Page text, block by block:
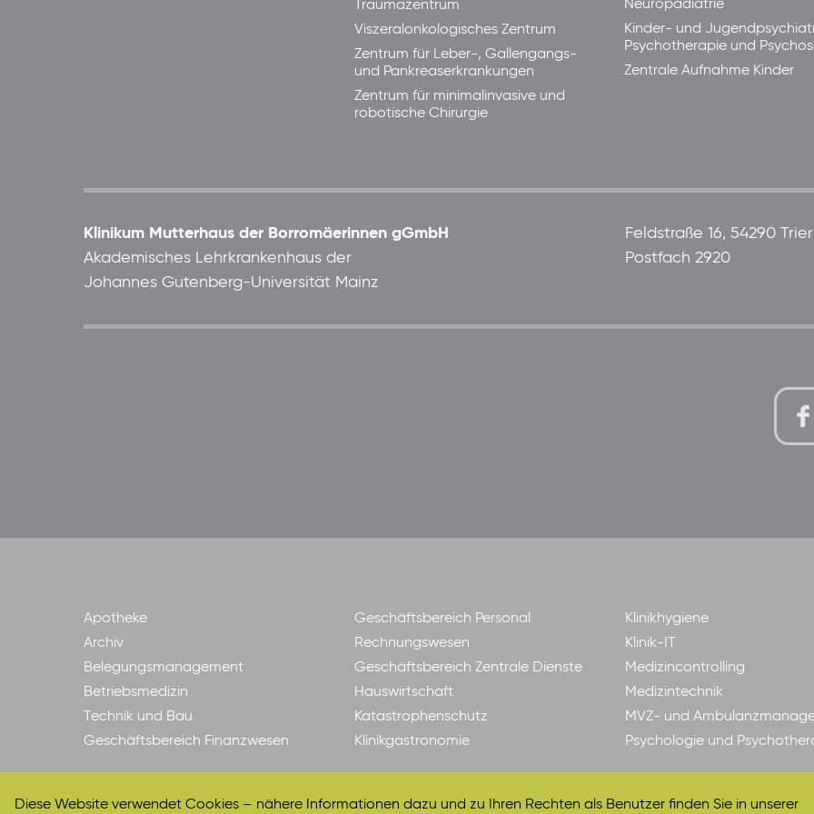
Traumazentrum
Viszeralonkologisches Zentrum
Zentrum für Leber-, Gallengangs-
und Pankreaserkrankungen
Zentrum für minimalinvasive und
robotische Chirurgie
Neuropädiatrie
Kinder- und
Psychotherapie und
Zentrale Aufnahme Kinder
Klinikum Mutterhaus der Borromäerinnen gGmbH
Akademisches Lehrkrankenhaus der
Johannes Gutenberg-Universität Mainz
Feldstraße 16, 54290 Trier
Postfach 2920
Apotheke
Archiv
Belegungsmanagement
Betriebsmedizin
Technik und Bau
Geschäftsbereich Finanzwesen
Geschäftsbereich Personal
Rechnungswesen
Geschäftsbereich Zentrale Dienste
Hauswirtschaft
Katastrophenschutz
Klinikgastronomie
Klinikhygiene
Klinik-IT
Medizincontrolling
Medizintechnik
MVZ- und
Psychologie und
Diese Website verwendet Cookies – nähere Informationen dazu und zu Ihren Rechten als Benutzer finden Sie in unserer